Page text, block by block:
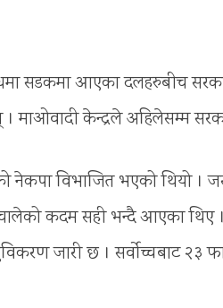
सडकमा आएका दलहरुबीच
माओवादी केन्द्रले अहिलेसम्म
विभाजित भएको थियो ।
कदम सही भन्दै आएका थिए ।
जारी छ । सर्वोच्चबाट